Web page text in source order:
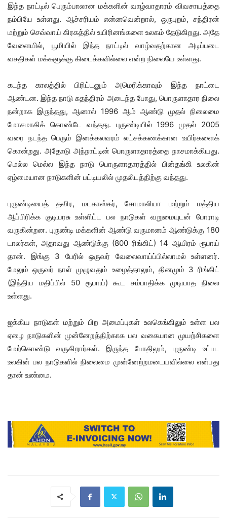
இந்த நாட்டில் பெரும்பாலான மக்களின் வாழ்வாதாரம் விவசாயத்தை
நம்பியே உள்ளது. ஆச்சரியம் என்னவென்றால், ஒருபுறம், சந்திரன்
மற்றும் செவ்வாய் கிரகத்தில் உயிரினங்களை உலகம் தேடுகிறது. அதே
வேளையில், பூமியில் இந்த நாட்டில் வாழ்வதற்கான அடிப்படை
வசதிகள் மக்களுக்கு கிடைக்கவில்லை என்ற நிலையே உள்ளது.
கடந்த காலத்தில் பிரிட்டனும் அமெரிக்காவும் இந்த நாட்டை
ஆண்டன. இந்த நாடு சுதந்திரம் அடைந்த போது, ​​பொருளாதார நிலை
நன்றாக இருந்தது, ஆனால் 1996 ஆம் ஆண்டு முதல் நிலைமை
மோசமாகிக் கொண்டே வந்தது. புருண்டியில் 1996 முதல் 2005
வரை நடந்த பெரும் இனக்கலவரம் லட்சக்கணக்கான உயிர்களைக்
கொன்றது. அதோடு அந்நாட்டின் பொருளாதாரத்தை நாசமாக்கியது.
மெல்ல மெல்ல இந்த நாடு பொருளாதாரத்தில் பின்தங்கி உலகின்
ஏழ்மையான நாடுகளின் பட்டியலில் முதலிடத்திற்கு வந்தது.
புருண்டியைத் தவிர, மடகாஸ்கர், சோமாலியா மற்றும் மத்திய
ஆப்பிரிக்க குடியரசு உள்ளிட்ட பல நாடுகள் வறுமையுடன் போராடி
வருகின்றன. புருண்டி மக்களின் ஆண்டு வருமானம் ஆண்டுக்கு 180
டாலர்கள், அதாவது ஆண்டுக்கு (800 ரிங்கிட்) 14 ஆயிரம் ரூபாய்
தான். இங்கு 3 பேரில் ஒருவர் வேலைவாய்ப்பில்லாமல் உள்ளனர்.
மேலும் ஒருவர் நாள் முழுவதும் உழைத்தாலும், தினமும் 3 ரிங்கிட்
(இந்திய மதிப்பில் 50 ரூபாய்) கூட சம்பாதிக்க முடியாத நிலை
உள்ளது.
ஐக்கிய நாடுகள் மற்றும் பிற அமைப்புகள் உலகெங்கிலும் உள்ள பல
ஏழை நாடுகளின் முன்னேறத்திற்காக பல வகையான முயற்சிகளை
மேற்கொண்டு வருகிறார்கள். இருந்த போதிலும், புருண்டி உட்பட
உலகின் பல நாடுகளில் நிலைமை முன்னேற்றமடையவில்லை என்பது
தான் உண்மை.